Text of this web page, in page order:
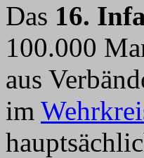
Das 16.
100.000
aus
im